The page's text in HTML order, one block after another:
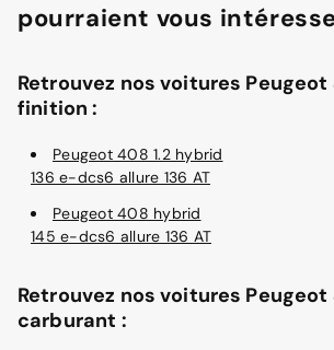
pourraient vous
Retrouvez nos voitures
finition :
Peugeot 408 1.2 hybrid
136 e-dcs6 allure 136 AT
Peugeot 408 hybrid
145 e-dcs6 allure 136 AT
Retrouvez nos voitures
carburant :